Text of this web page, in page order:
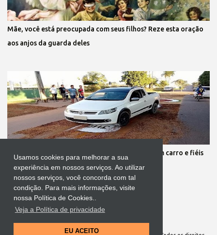
Usamos cookies para melhorar a sua
experiência em nossos serviços. Ao utilizar
nossos serviços, você concorda com tal
condição. Para mais informações, visite
nossa Política de Cookies..
Veja a Política de privacidade
EU ACEITO
Mãe, você está preocupada com seus filhos? Reze esta oração
aos anjos da guarda deles
Protestante destrói tapete de Corpus Christi com carro e fiéis
se revoltam
Tecnologia do Blogger